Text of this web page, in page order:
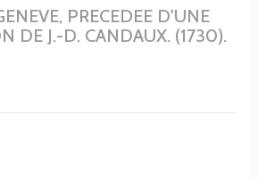
PRECEDEE D'UNE
DE J.-D. CANDAUX. (1730).